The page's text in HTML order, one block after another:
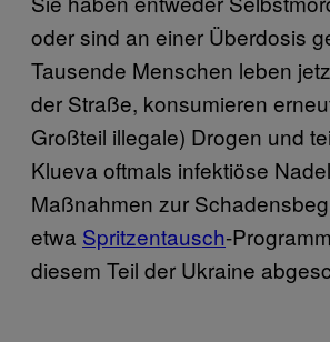
oder sind an einer Überdosis
Tausende Menschen leben
der Straße, konsumieren
Großteil illegale) Drogen und
Klueva oftmals infektiöse
Maßnahmen zur
etwa Spritzentausch-
diesem Teil der Ukraine